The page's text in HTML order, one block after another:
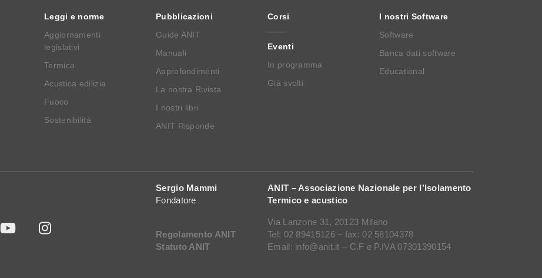
Leggi e norme
Aggiornamenti
legislativi
Termica
Acustica edilizia
Fuoco
Sostenibilità
Pubblicazioni
Guide ANIT
Manuali
Approfondimenti
La nostra Rivista
I nostri libri
ANIT Risponde
Corsi
Eventi
In programma
Già svolti
I nostri Software
Software
Banca dati software
Educational
Sergio Mammi
Fondatore
Regolamento ANIT
Statuto ANIT
ANIT – Associazione Nazionale per l’Isolamento
Termico e acustico
Via Lanzone 31, 20123 Milano
Tel: 02 89415126 – fax: 02 58104378
Email: info@anit.it – C.F e P.IVA 07301390154